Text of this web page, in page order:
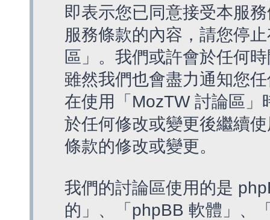
即表示您已同意接受本服
服務條款的內容，請您停
區」。我們或許會於任何
雖然我們也會盡力通知您
在使用「MozTW 討論區
於任何修改或變更後繼續
條款的修改或變更。
我們的討論區使用的是
的」、「phpBB 軟體」、